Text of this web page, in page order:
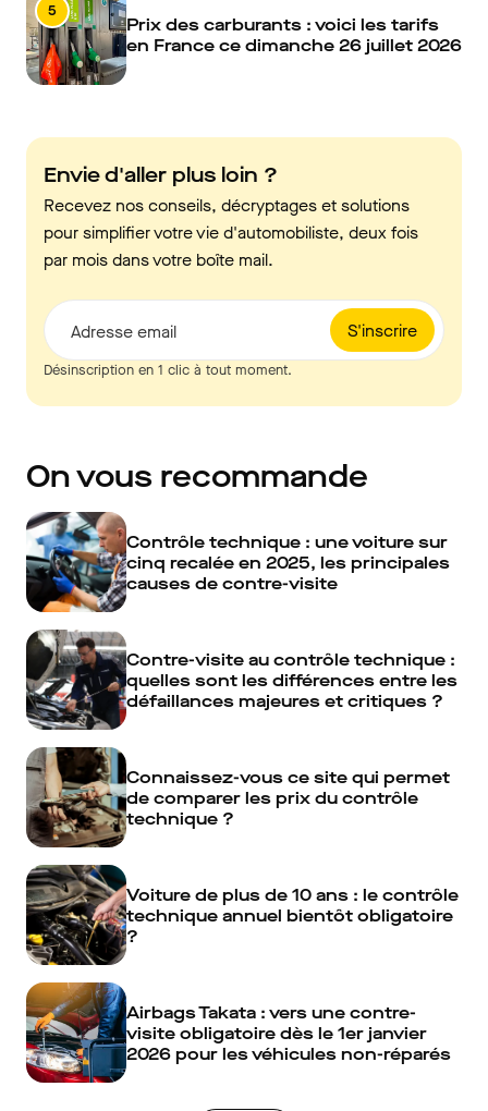
5
Prix des carburants : voici les tarifs
en France ce dimanche 26 juillet 2026
Envie d'aller plus loin ?
Recevez nos conseils, décryptages et solutions
pour simplifier votre vie d'automobiliste, deux fois
par mois dans votre boîte mail.
S'inscrire
Adresse email
Désinscription en 1 clic à tout moment.
On vous recommande
Contrôle technique : une voiture sur
cinq recalée en 2025, les principales
causes de contre-visite
Contre-visite au contrôle technique :
quelles sont les différences entre les
défaillances majeures et critiques ?
Connaissez-vous ce site qui permet
de comparer les prix du contrôle
technique ?
Voiture de plus de 10 ans : le contrôle
technique annuel bientôt obligatoire
?
Airbags Takata : vers une contre-
visite obligatoire dès le 1er janvier
2026 pour les véhicules non-réparés